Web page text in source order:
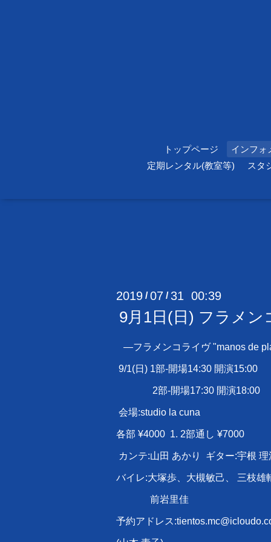
トップページ インフォ
定期レンタル(教室等)
スタ
2019 /07 / 31 00:39
9月1日(日) フラメン
―フラメンコライヴ "manos de
9/1(日) 1部-開場14:30 開演15:00
2部-開場17:30 開演18:00
会場:studio la cuna
各部 ¥4000 1. 2部通し ¥7000
カンテ:山田 あかり ギター:宇根 理
バイレ:大塚歩、大槻敏己、 三枝雄
前岩里佳
予約アドレス